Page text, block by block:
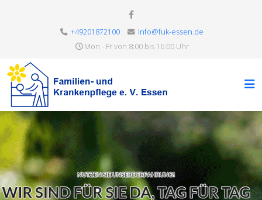
+49201872100
info@fuk-essen.de
Mon - Fr von 8:00 bis 16:00 Uhr